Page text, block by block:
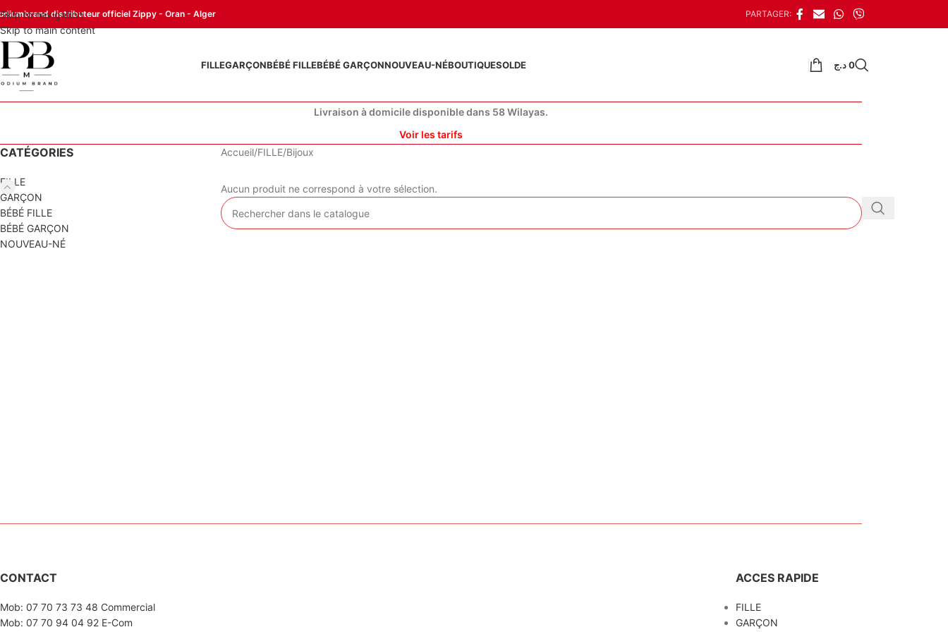
Skip to navigation
Skip to main content
distributeur officiel Zippy - Oran - Alger PARTAGER:
FILLEGARÇONBÉBÉ FILLEBÉBÉ GARÇONNOUVEAU-NÉBOUTIQUESOLDE 0د.ج
Livraison à domicile disponible dans 58 Wilayas.
Voir les tarifs
CATÉGORIES
FILLE
GARÇON
BÉBÉ FILLE
BÉBÉ GARÇON
NOUVEAU-NÉ
Accueil FILLE Bijoux
Aucun produit ne correspond à votre sélection.
CONTACT
Mob: 07 70 73 73 48 Commercial
Mob: 07 70 94 04 92 E-Com
ACCES RAPIDE
FILLE
GARÇON